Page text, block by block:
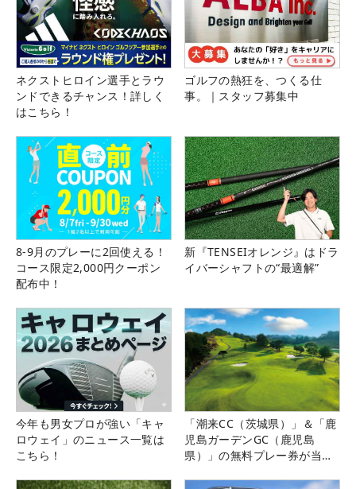
ネクストヒロイン選手とラウ
ンドできるチャンス！詳しく
はこちら！
ゴルフの熱狂を、つくる仕
事。｜スタッフ募集中
8-9月のプレーに2回使える！
コース限定2,000円クーポン
配布中！
新『TENSEIオレンジ』はドラ
イバーシャフトの“最適解”
今年も男女プロが強い「キャ
ロウェイ」のニュース一覧は
こちら！
「潮来CC（茨城県）」＆「鹿
児島ガーデンGC（鹿児島
県）」の無料プレー券が当た